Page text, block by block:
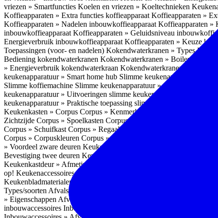
vriezen » Smartfuncties Koelen en vriezen » Koeltechnieken
Koffieapparaten » Extra functies koffieapparaat Koffieapparaten »
Koffieapparaten » Nadelen inbouwkoffieapparaat Koffieapparaten »
inbouwkoffieapparaat Koffieapparaten » Geluidsniveau
Energieverbruik inbouwkoffieapparaat Koffieapparaten » Keuze
Toepassingen (voor- en nadelen) Kokendwaterkranen » Types
Bediening kokendwaterkranen Kokendwaterkranen » Boilers
» Energieverbruik kokendwaterkraan Kokendwaterkranen »
keukenapparatuur » Smart home hub Slimme keukenapparatuur »
Slimme koffiemachine Slimme keukenapparatuur » Slimme stekker
keukenapparatuur » Uitvoeringen slimme keukenapparatuur
keukenapparatuur » Praktische toepassing slimme keukenapparatuur
Keukenkasten » Corpus Corpus » Kenmerken
Zichtzijde Corpus » Spoelkasten Corpus » Soorten keukenkasten
Corpus » Schuifkast Corpus » Regaalkast
Corpus » Corpuskleuren Corpus » Corpus in kleur
» Voordeel zware deuren Keukenkasten » Kastindeling
Bevestiging twee deuren Keukenkastdeur » Vaatwasserdeur
Keukenkastdeur » Afmetingen
op! KeukenaccessoiresKeukenaccessoires » Achterwanden
Keukenbladmaterialen als achterwand
Types/soorten Afvalsystemen » Installatie
» Eigenschappen Afvalsystemen » Inhoud
inbouwaccessoires Inbouwaccessoires » Bestek- en ladeindelingen